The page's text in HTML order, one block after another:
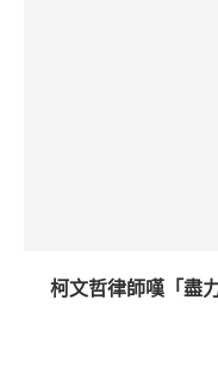
柯文哲律師嘆「盡